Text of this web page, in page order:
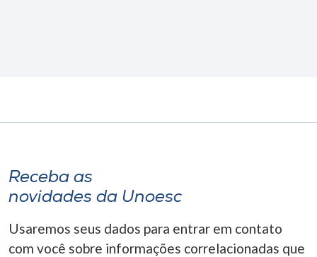
Receba as
novidades da Unoesc
Usaremos seus dados para entrar em contato
com você sobre informações correlacionadas que